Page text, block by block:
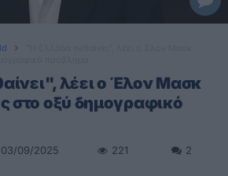
λέει ο Έλον Μασκ
στο οξύ δημογραφικό
03/09/2025 221 2